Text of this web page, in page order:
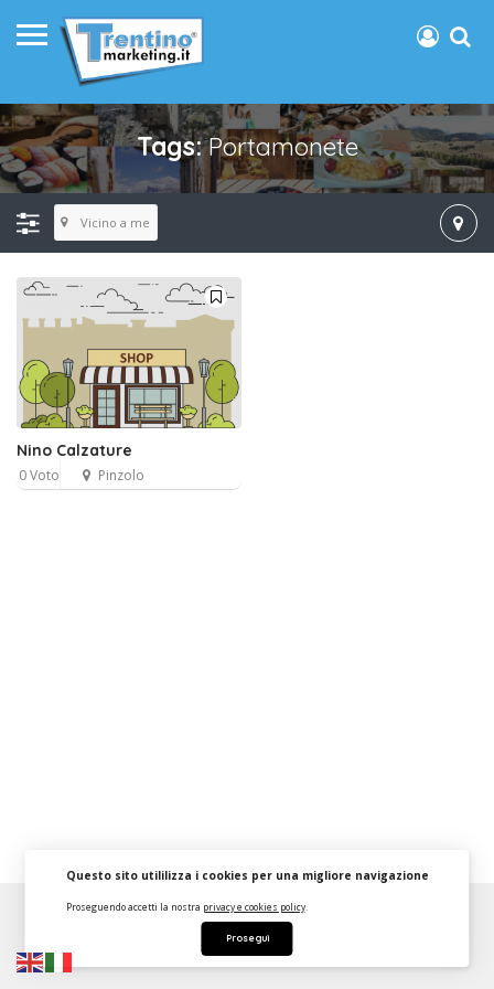
Tags:Portamonete
Vicino a me
Nino Calzature
0 Voto Pinzolo
FAQ Strumenti Dashboard
Questo sito utililizza i cookies per una migliore navigazione
Proseguendo accetti la nostra privacy e cookies policy.
Prosegui